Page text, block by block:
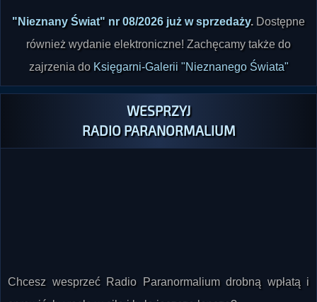
"Nieznany Świat" nr 08/2026 już w sprzedaży. Dostępne
również wydanie elektroniczne! Zachęcamy także do
zajrzenia do Księgarni-Galerii "Nieznanego Świata"
WESPRZYJ
RADIO PARANORMALIUM
Chcesz wesprzeć Radio Paranormalium drobną wpłatą i